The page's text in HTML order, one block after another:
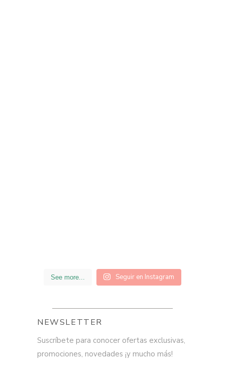
See more... Seguir en Instagram
NEWSLETTER
Suscríbete para conocer ofertas exclusivas,
promociones, novedades ¡y mucho más!